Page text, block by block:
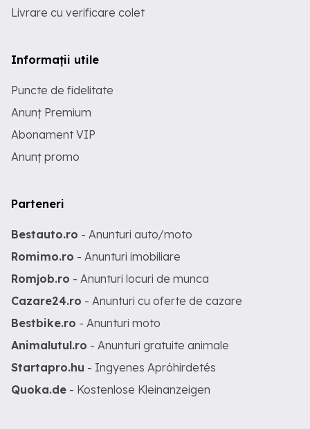
Livrare cu verificare colet
Informații utile
Puncte de fidelitate
Anunț Premium
Abonament VIP
Anunț promo
Parteneri
Bestauto.ro - Anunturi auto/moto
Romimo.ro - Anunturi imobiliare
Romjob.ro - Anunturi locuri de munca
Cazare24.ro - Anunturi cu oferte de cazare
Bestbike.ro - Anunturi moto
Animalutul.ro - Anunturi gratuite animale
Startapro.hu - Ingyenes Apróhirdetés
Quoka.de - Kostenlose Kleinanzeigen